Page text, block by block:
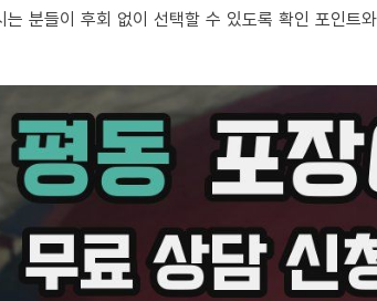
분들이 후회 없이 선택할 수 있도록 확인 포인트